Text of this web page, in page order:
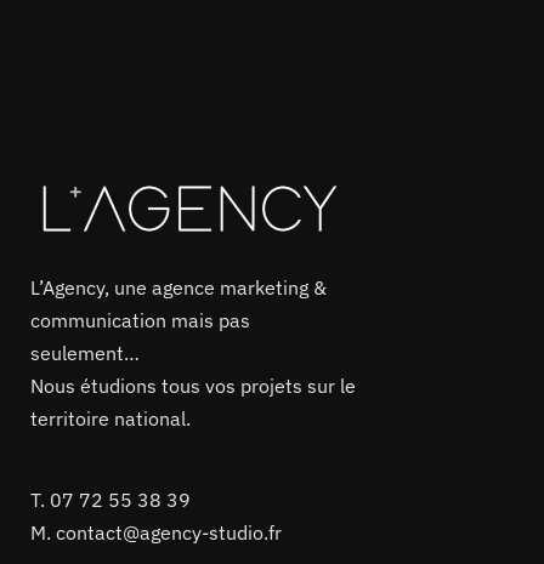
L’Agency, une agence marketing &
communication mais pas
seulement…
Nous étudions tous vos projets sur le
territoire national.
T. 07 72 55 38 39
M. contact@agency-studio.fr